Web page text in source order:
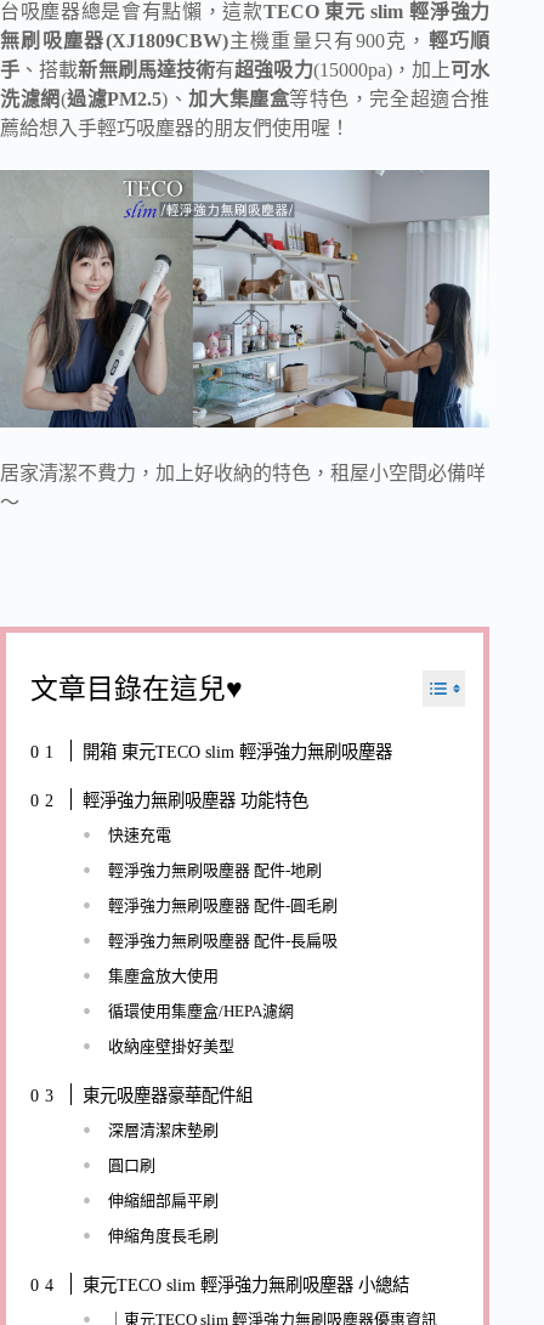
台吸塵器總是會有點懶，這款TECO 東元 slim 輕淨強力
無刷吸塵器(XJ1809CBW)主機重量只有900克， 輕巧順
手 、搭載新無刷馬達技術有超強吸力(15000pa)，加上可水
洗濾網(過濾PM2.5)、 加大集塵盒等特色，完全超適合推
薦給想入手輕巧吸塵器的朋友們使用喔！
居家清潔不費力，加上好收納的特色，租屋小空間必備咩
～
文章目錄在這兒♥
開箱 東元TECO slim 輕淨強力無刷吸塵器
輕淨強力無刷吸塵器 功能特色
快速充電
輕淨強力無刷吸塵器 配件-地刷
輕淨強力無刷吸塵器 配件-圓毛刷
輕淨強力無刷吸塵器 配件-長扁吸
集塵盒放大使用
循環使用集塵盒/HEPA濾網
收納座壁掛好美型
東元吸塵器豪華配件組
深層清潔床墊刷
圓口刷
伸縮細部扁平刷
伸縮角度長毛刷
東元TECO slim 輕淨強力無刷吸塵器 小總結
｜東元TECO slim 輕淨強力無刷吸塵器優惠資訊